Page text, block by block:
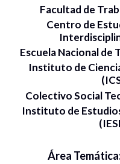
Facultad de
Centro de
Escuela Nacional de
Instituto de
Colectivo Social
Instituto de
Área